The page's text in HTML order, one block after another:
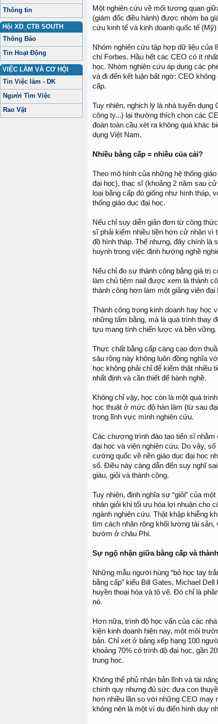
Thông tin
Hội XD_CTB SOUTH
Thông Báo
Tin Hoạt Động
VIỆC LÀM VÀ CƠ HỘI
Tin Việc làm - DK
Người Tìm Việc
Rao Vặt
Một nghiên cứu về mối tương quan
(giám đốc điều hành) được nhóm ba
cứu kinh tế và kinh doanh quốc tế
Nhóm nghiên cứu tập hợp dữ liệu của
chí Forbes. Hầu hết các CEO có ít
học. Nhóm nghiên cứu áp dụng các
và đi đến kết luận bất ngờ: CEO
cấp.
Tuy nhiên, nghịch lý là nhà tuyển
công ty...) lại thường thích chọn các
đoàn toàn cầu xét ra không quá khác
dụng Việt Nam.
Nhiều bằng cấp = nhiều của cải?
Theo mô hình của những hệ thống
đại học), thạc sĩ (khoảng 2 năm sau
loại bằng cấp đó giống như hình tháp,
thống giáo dục đại học.
Nếu chỉ suy diễn giản đơn từ công
sĩ phải kiếm nhiều tiền hơn cử nhân vì
đồ hình tháp. Thế nhưng, đây chính là
huynh trong việc định hướng nghề
Nếu chỉ đo sự thành công bằng giá trị
làm chủ tiệm nail được xem là thành
thành công hơn làm một giảng viên đại
Thành công trong kinh doanh hay học
những tấm bằng, mà là quá trình thay
tựu mang tính chiến lược và bền vững.
Thực chất bằng cấp càng cao đơn
sâu rộng này không luôn đồng nghĩa
học không phải chỉ để kiếm thật
nhất định và cần thiết để hành nghề.
Không chỉ vậy, học còn là một quá
học thuật ở mức độ hàn lâm (từ sau
trong lĩnh vực mình nghiên cứu.
Các chương trình đào tạo tiến sĩ
đại học và viện nghiên cứu. Do vậy,
cường quốc về nền giáo dục đại học
số. Điều này càng dẫn đến suy nghĩ
giàu, giỏi và thành công.
Tuy nhiên, định nghĩa sự “giỏi” của
nhân giỏi khi tối ưu hóa lợi nhuận cho
ngành nghiên cứu. Thật khập khiễng
tìm cách nhân rộng khối lượng tài
bướm ở châu Phi.
Sự ngộ nhận giữa bằng cấp và
Những mẫu người hùng “bỏ học tay
bằng cấp” kiểu Bill Gates, Michael
huyền thoại hóa và tô vẽ. Đó chỉ là
nó.
Hơn nữa, trình độ học vấn của các
kiện kinh doanh hiện nay, một môi
bản. Chỉ xét ở bảng xếp hạng 100
khoảng 70% có trình độ đại học, gần
trung học.
Không thể phủ nhận bản lĩnh và tài
chính quy nhưng đủ sức đưa con
hơn nhiều lần so với những CEO may
không nên là một ví dụ điển hình duy